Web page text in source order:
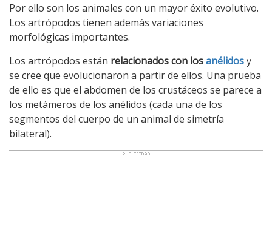
Por ello son los animales con un mayor éxito evolutivo.
Los artrópodos tienen además variaciones
morfológicas importantes.
Los artrópodos están relacionados con losanélidosy
se cree que evolucionaron a partir de ellos. Una prueba
de ello es que el abdomen de los crustáceos se parece a
los metámeros de los anélidos (cada una de los
segmentos del cuerpo de un animal de simetría
bilateral).